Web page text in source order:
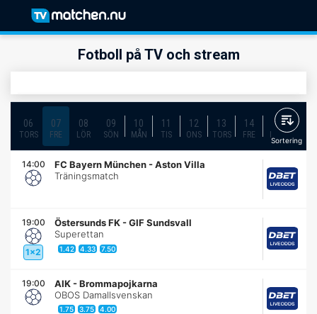
Fotboll på TV och stream
06
TORS
07
FRE
08
LÖR
09
SÖN
10
MÅN
11
TIS
12
ONS
13
TORS
14
FRE
15
LÖR
Sortering
14:00 FC Bayern München -Aston Villa
Träningsmatch
19:00
1x2
Östersunds FK -GIF Sundsvall
Superettan
1.42 4.33 7.50
19:00 AIK -Brommapojkarna
OBOS Damallsvenskan
1.75 3.75 4.00